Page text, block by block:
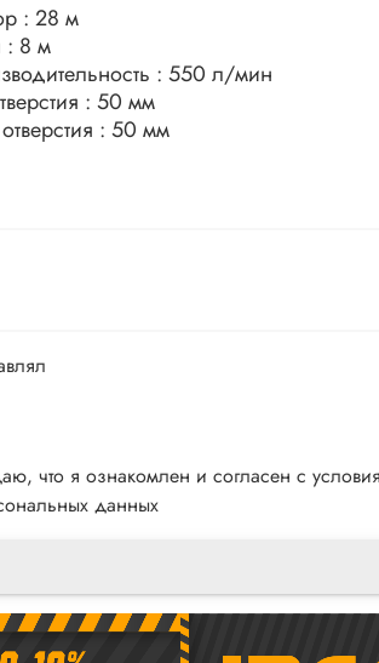
Максимальный напор : 28 м
Глубина всасывания : 8 м
Максимальная производительность : 550 л/мин
Диаметр входного отверстия : 50 мм
Диаметр выходного отверстия : 50 мм
что я ознакомлен и согласен с
данных